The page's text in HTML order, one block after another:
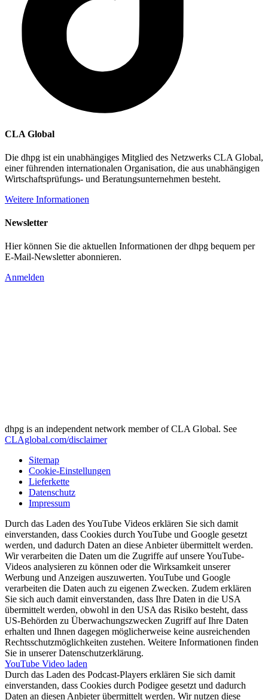
CLA Global
Die dhpg ist ein unabhängiges Mitglied des Netzwerks CLA Global,
einer führenden internationalen Organisation, die aus unabhängigen
Wirtschaftsprüfungs- und Beratungsunternehmen besteht.
Weitere Informationen
Newsletter
Hier können Sie die aktuellen Informationen der dhpg bequem per
E-Mail-Newsletter abonnieren.
Anmelden
dhpg is an independent network member of CLA Global. See
CLAglobal.com/disclaimer
Sitemap
Cookie-Einstellungen
Lieferkette
Datenschutz
Impressum
Durch das Laden des YouTube Videos erklären Sie sich damit
einverstanden, dass Cookies durch YouTube und Google gesetzt
werden, und dadurch Daten an diese Anbieter übermittelt werden.
Wir verarbeiten die Daten um die Zugriffe auf unsere YouTube-
Videos analysieren zu können oder die Wirksamkeit unserer
Werbung und Anzeigen auszuwerten. YouTube und Google
verarbeiten die Daten auch zu eigenen Zwecken. Zudem erklären
Sie sich auch damit einverstanden, dass Ihre Daten in die USA
übermittelt werden, obwohl in den USA das Risiko besteht, dass
US-Behörden zu Überwachungszwecken Zugriff auf Ihre Daten
erhalten und Ihnen dagegen möglicherweise keine ausreichenden
Rechtsschutzmöglichkeiten zustehen. Weitere Informationen finden
Sie in unserer Datenschutzerklärung.
YouTube Video laden
Durch das Laden des Podcast-Players erklären Sie sich damit
einverstanden, dass Cookies durch Podigee gesetzt und dadurch
Daten an diesen Anbieter übermittelt werden. Wir nutzen diese